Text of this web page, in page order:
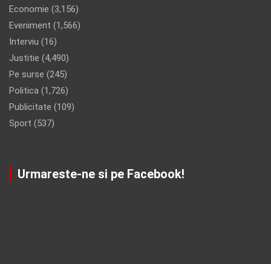
Economie (3,156)
Eveniment (1,566)
Interviu (16)
Justitie (4,490)
Pe surse (245)
Politica (1,726)
Publicitate (109)
Sport (537)
Urmareste-ne si pe Facebook!